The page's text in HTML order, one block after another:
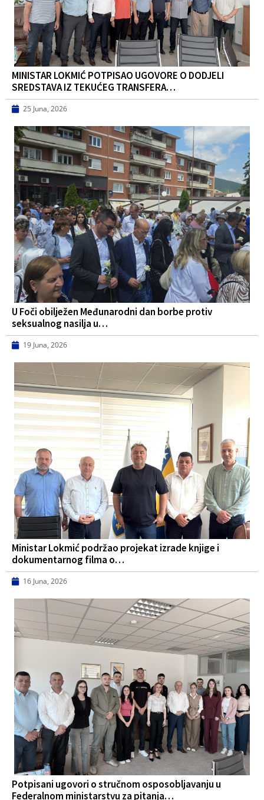
MINISTAR LOKMIĆ POTPISAO UGOVORE O DODJELI
SREDSTAVA IZ TEKUĆEG TRANSFERA…
25 Juna, 2026
U Foči obilježen Međunarodni dan borbe protiv
seksualnog nasilja u…
19 Juna, 2026
Ministar Lokmić podržao projekat izrade knjige i
dokumentarnog filma o…
16 Juna, 2026
Potpisani ugovori o stručnom osposobljavanju u
Federalnom ministarstvu za pitanja…